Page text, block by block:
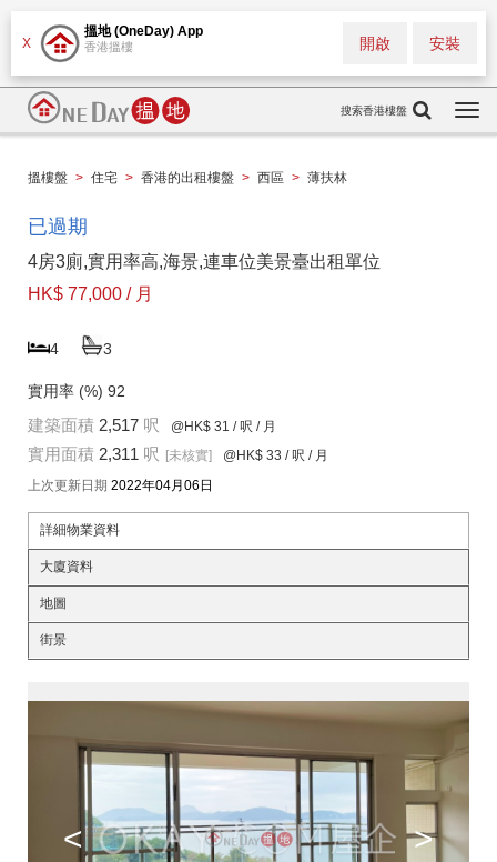
X
搵地 (OneDay) App
香港搵樓 安裝
開啟
搜索香港樓盤
搵樓盤 > 住宅 > 香港的出租樓盤 > 西區 > 薄扶林
已過期
4房3廁,實用率高,海景,連車位美景臺出租單位
HK$ 77,000 / 月
4 3
實用率 (%) 92
建築面積 2,517 呎 @HK$ 31 / 呎 / 月
實用面積 2,311 呎 [未核實] @HK$ 33 / 呎 / 月
上次更新日期 2022年04月06日
詳細物業資料
大廈資料
地圖
街景
< >